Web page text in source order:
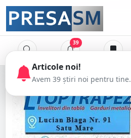
39
Articole noi!
Avem 39 știri noi pentru tine.